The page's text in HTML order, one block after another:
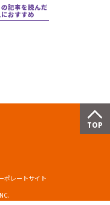
の記事を読んだ
におすすめ
ポレートサイト